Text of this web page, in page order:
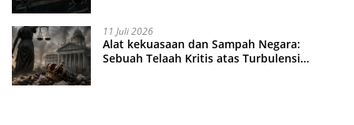
11 Juli 2026
Alat kekuasaan dan Sampah Negara:
Sebuah Telaah Kritis atas Turbulensi